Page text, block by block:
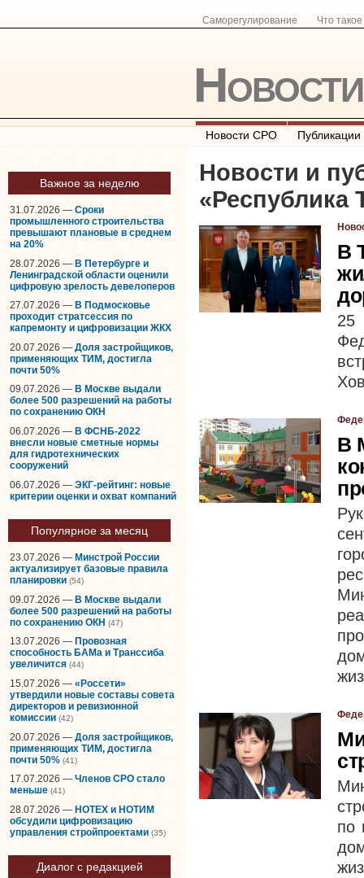
Саморегулирование Что
Новости СРО Публикации
Важное за неделю
31.07.2026 — Сроки
промышленного строительства
превышают плановые в среднем
на 20%
28.07.2026 — В Петербурге и
Ленинградской области оценили
цифровую зрелость девелоперов
27.07.2026 — В Подмосковье
проходит стратсессия по
капремонту и цифровизации ЖКХ
20.07.2026 — Доля застройщиков,
применяющих ТИМ, достигла
почти 50%
09.07.2026 — В Москве выдали
более 500 разрешений на работы
по сохранению ОКН
06.07.2026 — В ФСНБ-2022
внесли новые сметные нормы
для гидротехнических
сооружений
06.07.2026 — ЭКГ-рейтинг: новые
критерии оценки и охват компаний
Популярное за месяц
23.07.2026 — Минстрой России
актуализирует базовые правила
планировки (54)
09.07.2026 — В Москве выдали
более 500 разрешений на работы
по сохранению ОКН (47)
13.07.2026 — Провозная
способность БАМа и Транссиба
увеличится (44)
15.07.2026 — «Россети»
утвердили новые составы совета
директоров и ревизионной
комиссии (42)
20.07.2026 — Доля застройщиков,
применяющих ТИМ, достигла
почти 50% (41)
17.07.2026 — Членов СРО стало
меньше (41)
28.07.2026 — НОТЕХ и НОТИМ
обсудили цифровизацию
управления стройпроектами (35)
Диалог с редакцией
Новости и
«Республика
В
25
В
по